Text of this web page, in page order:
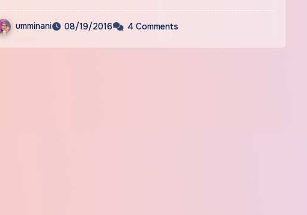
umminani 08/19/2016 4 Comments